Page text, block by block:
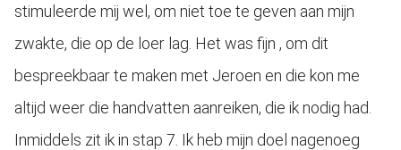
stimuleerde mij wel, om niet toe te geven aan mijn
zwakte, die op de loer lag. Het was fijn , om dit
bespreekbaar te maken met Jeroen en die kon me
altijd weer die handvatten aanreiken, die ik nodig had.
Inmiddels zit ik in stap 7. Ik heb mijn doel nagenoeg